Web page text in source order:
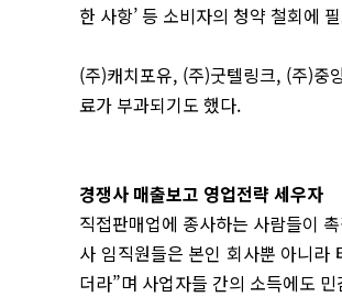
한 사항’ 등 소비자의 청약 철회에
(주)캐치포유, (주)굿텔링크, (주)중
료가 부과되기도 했다.
경쟁사 매출보고 영업전략 세우자
직접판매업에 종사하는 사람들이
사 임직원들은 본인 회사뿐 아니라
더라”며 사업자들 간의 소득에도